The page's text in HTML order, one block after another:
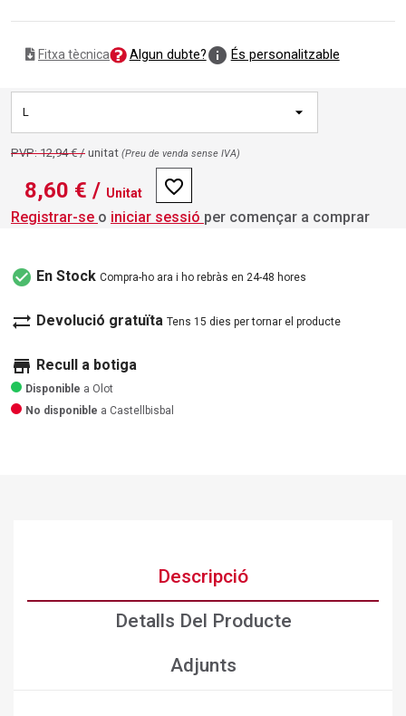
Fitxa tècnica Algun dubte?info És personalitzable
L
PVP: 12,94 € / unitat (Preu de venda sense IVA)
8,60 € / Unitat favorite_border
Registrar-se o iniciar sessió per començar a comprar
check_circle En Stock Compra-ho ara i ho rebràs en 24-48 hores
sync_alt Devolució gratuïta Tens 15 dies per tornar el producte
store Recull a botiga
Disponible a Olot
No disponible a Castellbisbal
Descripció
Detalls Del Producte
Adjunts